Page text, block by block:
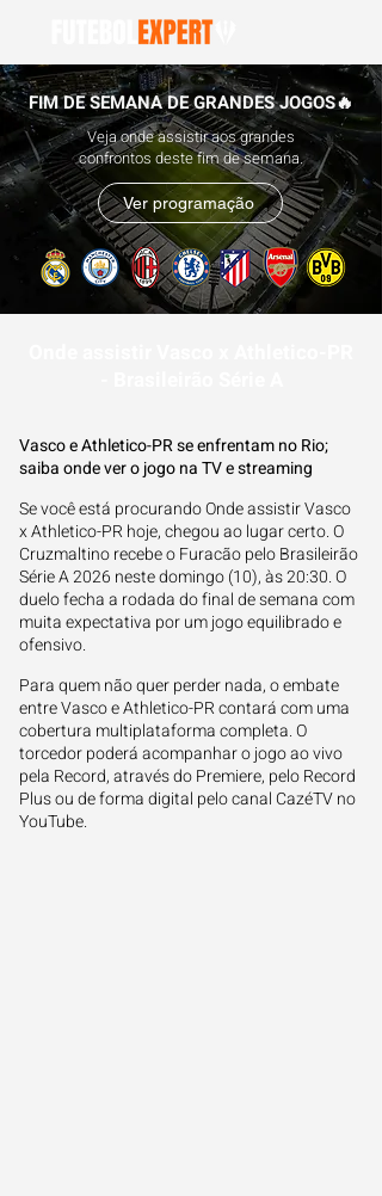
FIM DE SEMANA DE GRANDES JOGOS🔥
Veja onde assistir aos grandes
confrontos deste fim de semana.
Ver programação
Vasco e Athletico-PR se enfrentam no Rio;
saiba onde ver o jogo na TV e streaming
Se você está procurando Onde assistir Vasco
x Athletico-PR hoje, chegou ao lugar certo. O
Cruzmaltino recebe o Furacão pelo Brasileirão
Série A 2026 neste domingo (10), às 20:30. O
duelo fecha a rodada do final de semana com
muita expectativa por um jogo equilibrado e
ofensivo.
Para quem não quer perder nada, o embate
entre Vasco e Athletico-PR contará com uma
cobertura multiplataforma completa. O
torcedor poderá acompanhar o jogo ao vivo
pela Record, através do Premiere, pelo Record
Plus ou de forma digital pelo canal CazéTV no
YouTube.